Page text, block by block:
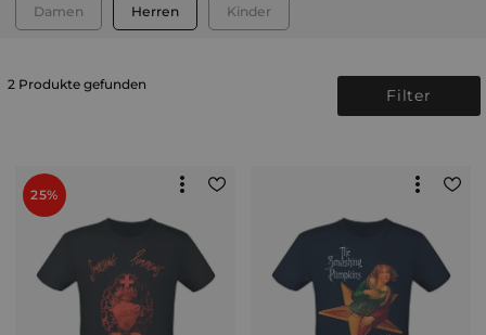
Damen Herren Kinder
2 Produkte gefunden
Filter
25%